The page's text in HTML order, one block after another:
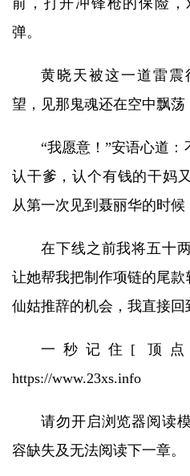
前，打开冲锋枪的保险
弹。
黄晓天被这一道雷
望，见那鬼魂还在空中飘荡
“我愿意！”安语心道
认干爹，认个有钱的干妈
从第一次见到聂丽华的时候
在下线之前我将五十
让她帮我把制作项链的尾款
仙姑推辞的机会，我直接回
一秒记住[ 顶
https://www.23xs.info
请勿开启浏览器阅读
容缺失及无法阅读下一章。